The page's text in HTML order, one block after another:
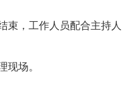
束，工作人员配合主持人
现场。